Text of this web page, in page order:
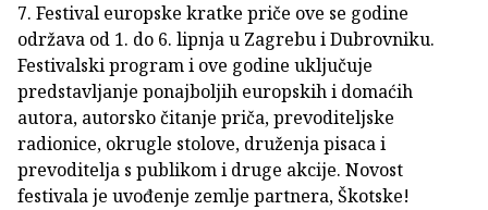
7. Festival europske kratke priče ove se godine
održava od 1. do 6. lipnja u Zagrebu i Dubrovniku.
Festivalski program i ove godine uključuje
predstavljanje ponajboljih europskih i domaćih
autora, autorsko čitanje priča, prevoditeljske
radionice, okrugle stolove, druženja pisaca i
prevoditelja s publikom i druge akcije. Novost
festivala je uvođenje zemlje partnera, Škotske!